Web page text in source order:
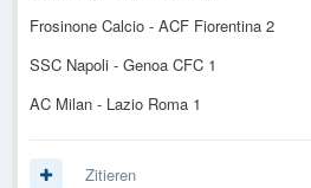
Frosinone Calcio - ACF Fiorentina 2
SSC Napoli - Genoa CFC 1
AC Milan - Lazio Roma 1
Zitieren